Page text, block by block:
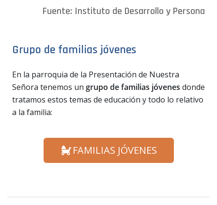
Fuente: Instituto de Desarrollo y Persona
Grupo de familias jóvenes
En la parroquia de la Presentación de Nuestra
Señora tenemos un grupo de familias jóvenes donde
tratamos estos temas de educación y todo lo relativo
a la familia:
FAMILIAS JÓVENES